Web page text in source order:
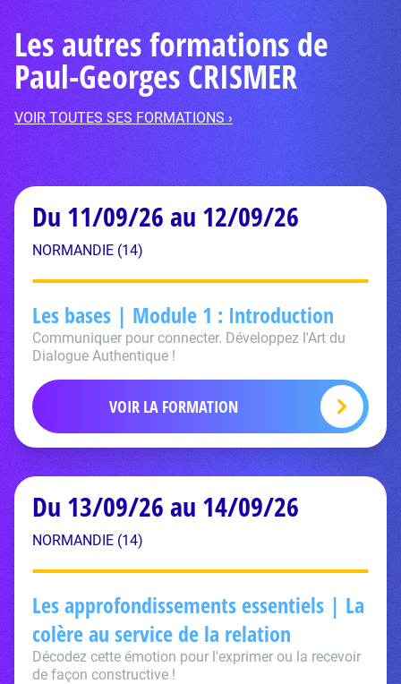
Les autres formations de
Paul-Georges CRISMER
VOIR TOUTES SES FORMATIONS ›
Du 11/09/26 au 12/09/26
NORMANDIE (14)
Les bases | Module 1 : Introduction
Communiquer pour connecter. Développez l'Art du
Dialogue Authentique !
VOIR LA FORMATION
Du 13/09/26 au 14/09/26
NORMANDIE (14)
Les approfondissements essentiels | La
colère au service de la relation
Décodez cette émotion pour l'exprimer ou la recevoir
de façon constructive !